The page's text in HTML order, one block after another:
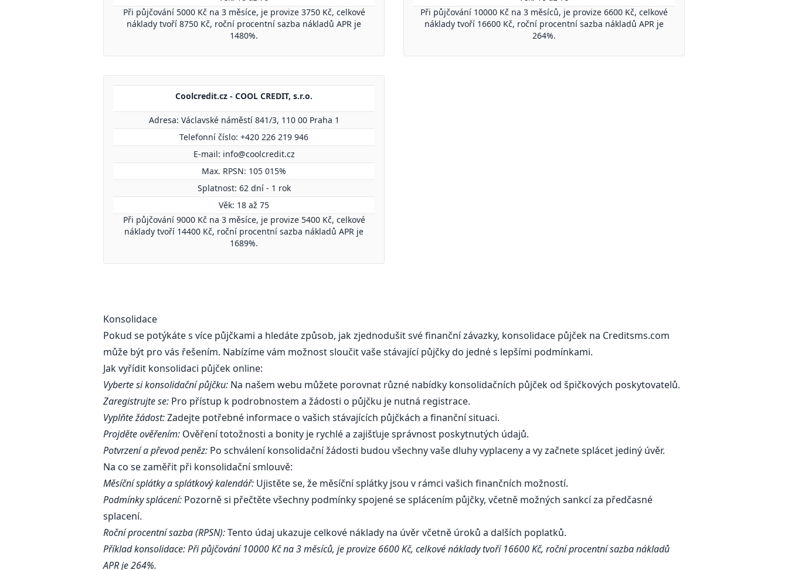
Při půjčování 5000 Kč na 3 měsíce, je provize 3750 Kč, celkové
náklady tvoří 8750 Kč, roční procentní sazba nákladů APR je
1480%.
Při půjčování 10000 Kč na 3 měsíců, je provize 6600 Kč, celkové
náklady tvoří 16600 Kč, roční procentní sazba nákladů APR je
264%.
Coolcredit.cz - COOL CREDIT, s.r.o.
Adresa: Václavské náměstí 841/3, 110 00 Praha 1
Telefonní číslo: +420 226 219 946
E-mail: info@coolcredit.cz
Max. RPSN: 105 015%
Splatnost: 62 dní - 1 rok
Věk: 18 až 75
Při půjčování 9000 Kč na 3 měsíce, je provize 5400 Kč, celkové
náklady tvoří 14400 Kč, roční procentní sazba nákladů APR je
1689%.
Konsolidace
Pokud se potýkáte s více půjčkami a hledáte způsob, jak zjednodušit své finanční závazky, konsolidace půjček na Creditsms.com
může být pro vás řešením. Nabízíme vám možnost sloučit vaše stávající půjčky do jedné s lepšími podmínkami.
Jak vyřídit konsolidaci půjček online:
Vyberte si konsolidační půjčku: Na našem webu můžete porovnat různé nabídky konsolidačních půjček od špičkových poskytovatelů.
Zaregistrujte se: Pro přístup k podrobnostem a žádosti o půjčku je nutná registrace.
Vyplňte žádost:Zadejte potřebné informace o vašich stávajících půjčkách a finanční situaci.
Projděte ověřením: Ověření totožnosti a bonity je rychlé a zajišťuje správnost poskytnutých údajů.
Potvrzení a převod peněz: Po schválení konsolidační žádosti budou všechny vaše dluhy vyplaceny a vy začnete splácet jediný úvěr.
Na co se zaměřit při konsolidační smlouvě:
Měsíční splátky a splátkový kalendář: Ujistěte se, že měsíční splátky jsou v rámci vašich finančních možností.
Podmínky splácení: Pozorně si přečtěte všechny podmínky spojené se splácením půjčky, včetně možných sankcí za předčasné
splacení.
Roční procentní sazba (RPSN):Tento údaj ukazuje celkové náklady na úvěr včetně úroků a dalších poplatků.
Příklad konsolidace: Při půjčování 10000 Kč na 3 měsíců, je provize 6600 Kč, celkové náklady tvoří 16600 Kč, roční procentní sazba nákladů
APR je 264%.